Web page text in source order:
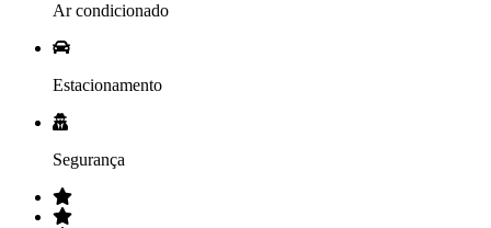
Ar condicionado
Estacionamento
Segurança